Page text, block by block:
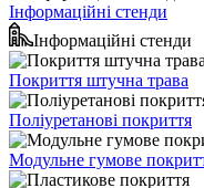
Інформаційні стенди
Інформаційні стенди
Покриття штучна трава
Поліуретанові покриття
Модульне гумове